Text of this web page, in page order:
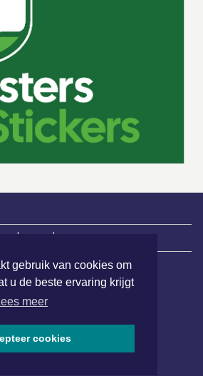
gebruik van cookies om
u de beste ervaring krijgt
meer
cookies